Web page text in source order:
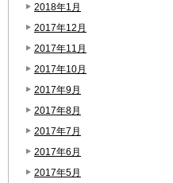
2018年1月
2017年12月
2017年11月
2017年10月
2017年9月
2017年8月
2017年7月
2017年6月
2017年5月